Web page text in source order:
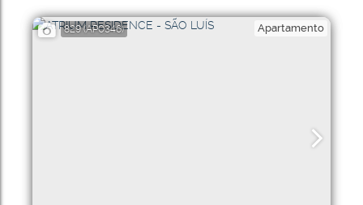
829 (AP0346) Apartamento